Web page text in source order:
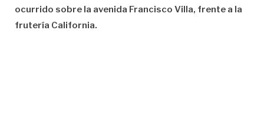
ocurrido sobre la avenida Francisco Villa, frente a la
frutería California.